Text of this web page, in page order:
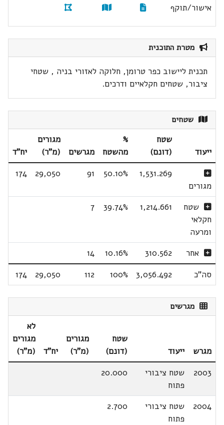
אישור/תוקף
מטרת התוכנית
תכנית ליישוב כפר טרומן, חלוקה לאזורי בניה , שטחי
ציבור, שטחים חקלאיים ודרכים.
שטחים
ייעוד
שטח
(דונם)
%
מהשטח
מגרשים
מגורים
(מ"ר)
יח"ד
מגורים
1,531.269
50.10%
91
29,050
174
שטח
חקלאי
ומרעה
1,214.661
39.74%
7
אחר 310.562
10.16%
14
סה"כ
3,056.492
100%
112
29,050
174
מגרשים
מגרש ייעוד
שטח
(דונם)
מגורים
(מ"ר)
יח"ד
לא
מגורים
(מ"ר)
2003
שטח ציבורי
פתוח
20.000
2004
שטח ציבורי
פתוח
2.700